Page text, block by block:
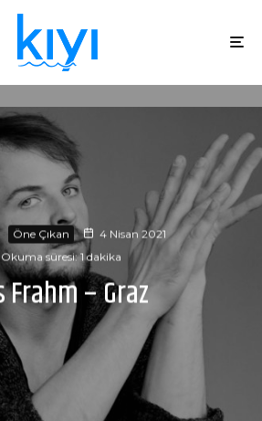
Öne Çıkan
4 Nisan 2021
Okuma süresi: 1 dakika
Frahm – Graz